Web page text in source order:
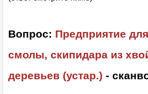
Вопрос: Предприятие
смолы, скипидара из
деревьев (устар.) -